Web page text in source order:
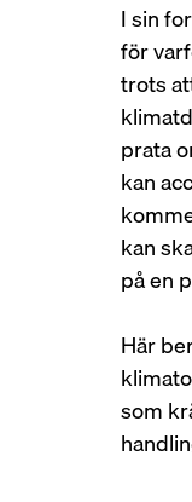
I sin
för
trots
prata
kan
kan
på en
Här
som